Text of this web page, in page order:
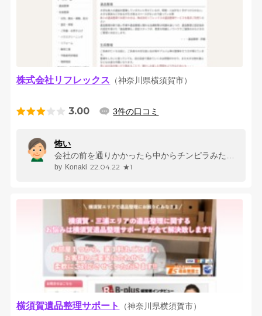
株式会社リフレックス （神奈川県横須賀市）
3.00 3件の口コミ
怖い
会社の前を通りかかったら中からチンピラみたいな声でそこじゃねーよとか、...
Konaki 22.04.22 ★1
横須賀遺品整理サポート （神奈川県横須賀市）